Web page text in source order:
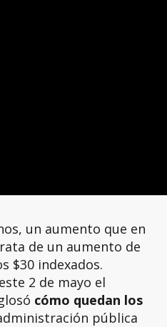
un aumento que en
de un aumento de
$30 indexados.
2 de mayo el
cómo quedan los
pública